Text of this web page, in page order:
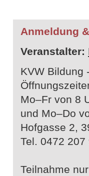
Anmeldung
Veranstalter:
KVW Bildung
Mo–Fr von 8
und Mo–Do
Hofgasse 2,
Tel. 0472 207
Teilnahme